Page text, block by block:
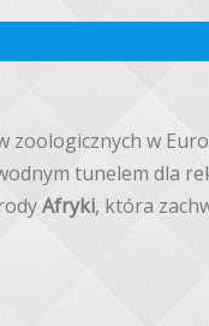
zoologicznych w
tunelem dla
Afryki, która